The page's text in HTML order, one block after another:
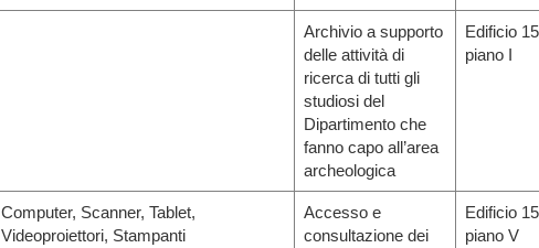
Archivio a supporto
delle attività di
ricerca di tutti gli
studiosi del
Dipartimento che
fanno capo all’area
archeologica
Edificio
piano I
Computer, Scanner, Tablet,
Videoproiettori, Stampanti
Accesso e
consultazione dei
Edificio
piano V